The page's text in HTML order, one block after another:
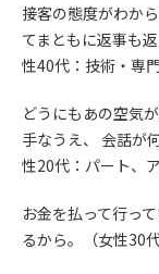
接客の態度がわか
てまともに返事も
性40代：技術・専門
どうにもあの空気
手なうえ、 会話が
性20代：パート、
お金を払って行っ
るから。（女性30